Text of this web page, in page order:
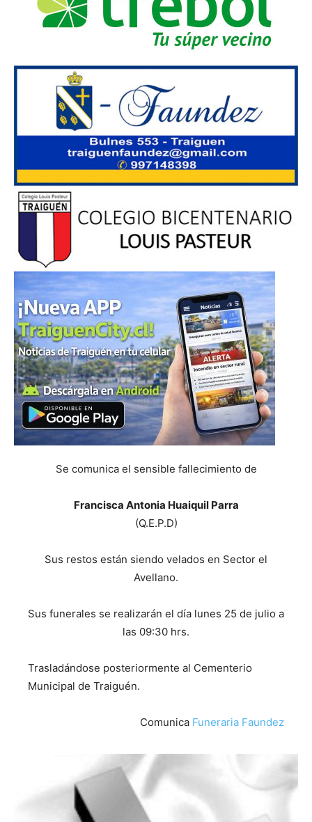
Se comunica el sensible fallecimiento de
Francisca Antonia Huaiquil Parra
(Q.E.P.D)
Sus restos están siendo velados en Sector el
Avellano.
Sus funerales se realizarán el día lunes 25 de julio a
las 09:30 hrs.
Trasladándose posteriormente al Cementerio
Municipal de Traiguén.
Comunica Funeraria Faundez